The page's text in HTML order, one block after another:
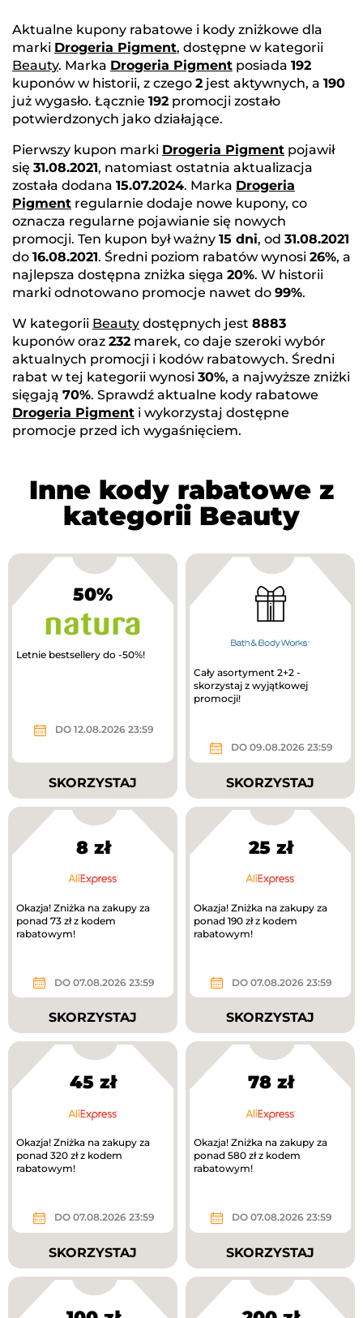
Aktualne kupony rabatowe i kody zniżkowe dla
marki Drogeria Pigment, dostępne w kategorii
Beauty. Marka Drogeria Pigment posiada 192
kuponów w historii, z czego 2 jest aktywnych, a 190
już wygasło. Łącznie 192 promocji zostało
potwierdzonych jako działające.
Pierwszy kupon marki Drogeria Pigment pojawił
się 31.08.2021, natomiast ostatnia aktualizacja
została dodana 15.07.2024. Marka Drogeria
Pigment regularnie dodaje nowe kupony, co
oznacza regularne pojawianie się nowych
promocji. Ten kupon był ważny 15 dni, od 31.08.2021
do 16.08.2021. Średni poziom rabatów wynosi 26%, a
najlepsza dostępna zniżka sięga 20%. W historii
marki odnotowano promocje nawet do 99%.
W kategorii Beauty dostępnych jest 8883
kuponów oraz 232 marek, co daje szeroki wybór
aktualnych promocji i kodów rabatowych. Średni
rabat w tej kategorii wynosi 30%, a najwyższe zniżki
sięgają 70%. Sprawdź aktualne kody rabatowe
Drogeria Pigment i wykorzystaj dostępne
promocje przed ich wygaśnięciem.
Inne kody rabatowe z
kategorii Beauty
50%
Letnie bestsellery do -50%!
DO 12.08.2026 23:59
SKORZYSTAJ
Cały asortyment 2+2 -
skorzystaj z wyjątkowej
promocji!
DO 09.08.2026 23:59
SKORZYSTAJ
8 zł
Okazja! Zniżka na zakupy za
ponad 73 zł z kodem
rabatowym!
DO 07.08.2026 23:59
SKORZYSTAJ
25 zł
Okazja! Zniżka na zakupy za
ponad 190 zł z kodem
rabatowym!
DO 07.08.2026 23:59
SKORZYSTAJ
45 zł
Okazja! Zniżka na zakupy za
ponad 320 zł z kodem
rabatowym!
DO 07.08.2026 23:59
SKORZYSTAJ
78 zł
Okazja! Zniżka na zakupy za
ponad 580 zł z kodem
rabatowym!
DO 07.08.2026 23:59
SKORZYSTAJ